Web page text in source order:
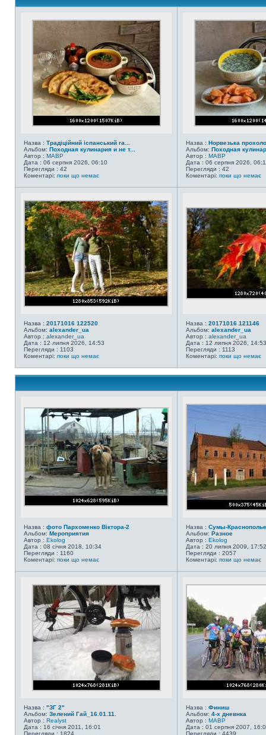
Назва : Традіційний іспанський га...
Альбом: Походная кулинария и не т...
Автор : MABP
Дата : 06 серпня 2026, 06:10
Перегляди : 42
Коментарі: поки що немає
Назва : Норвезька
Альбом: Походная
Автор : MABP
Дата : 06 серпня 2026,
Перегляди : 42
Коментарі: поки що немає
Назва : 20171016 122520
Альбом: alexander_ua
Автор : alexander_ua
Дата : 12 липня 2026, 14:53
Перегляди : 1103
Коментарі: поки що немає
Назва : 20171016 121146
Альбом: alexander_ua
Автор : alexander_ua
Дата : 12 липня 2026, 14:53
Перегляди : 1113
Коментарі: поки що немає
Назва : фото Пархоменко Віктора-2
Альбом: Мероприятия
Автор : Ekolog
Дата : 08 січня 2018, 10:34
Перегляди : 1160
Коментарі: поки що немає
Назва : Сумы-Краснополье
Альбом: Разное
Автор : Ekolog
Дата : 20 липня 2009, 17:52
Перегляди : 2057
Коментарі: поки що немає
Назва : "ЗГ 2"
Альбом: Зелений Гай_16.01.11.
Автор : Realyst
Дата : 16 січня 2011, 16:01
Перегляди : 1824
Назва : Финиш
Альбом: 4-х дневнка
Автор : MABP
Дата : 01 серпня 2007,
Перегляди : 4439